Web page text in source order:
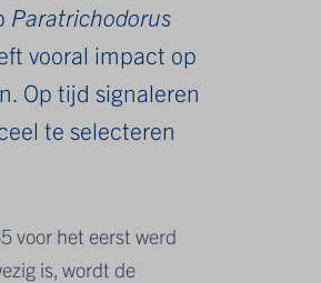
Paratrichodorus
vooral impact op
Op tijd signaleren
te selecteren
voor het eerst werd
is, wordt de